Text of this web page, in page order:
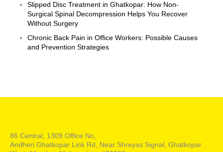
Slipped Disc Treatment in Ghatkopar: How Non-
Surgical Spinal Decompression Helps You Recover
Without Surgery
Chronic Back Pain in Office Workers: Possible Causes
and Prevention Strategies
86 Central, 1309 Office No,
Andheri Ghatkopar Link Rd, Near Shreyas Signal, Ghatkopar